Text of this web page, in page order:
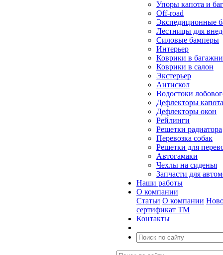
Упоры капота и
Off-road
Экспедиционные
Лестницы для
Силовые бамперы
Интерьер
Коврики в
Коврики в салон
Экстерьер
Антискол
Водостоки
Дефлекторы капота
Дефлекторы окон
Рейлинги
Решетки радиатора
Перевозка собак
Решетки для
Автогамаки
Чехлы на сиденья
Запчасти для
Наши работы
О компании
Статьи О компании
сертификат ТМ
Контакты